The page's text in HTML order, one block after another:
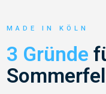
MADE IN KÖLN
3 Gründe